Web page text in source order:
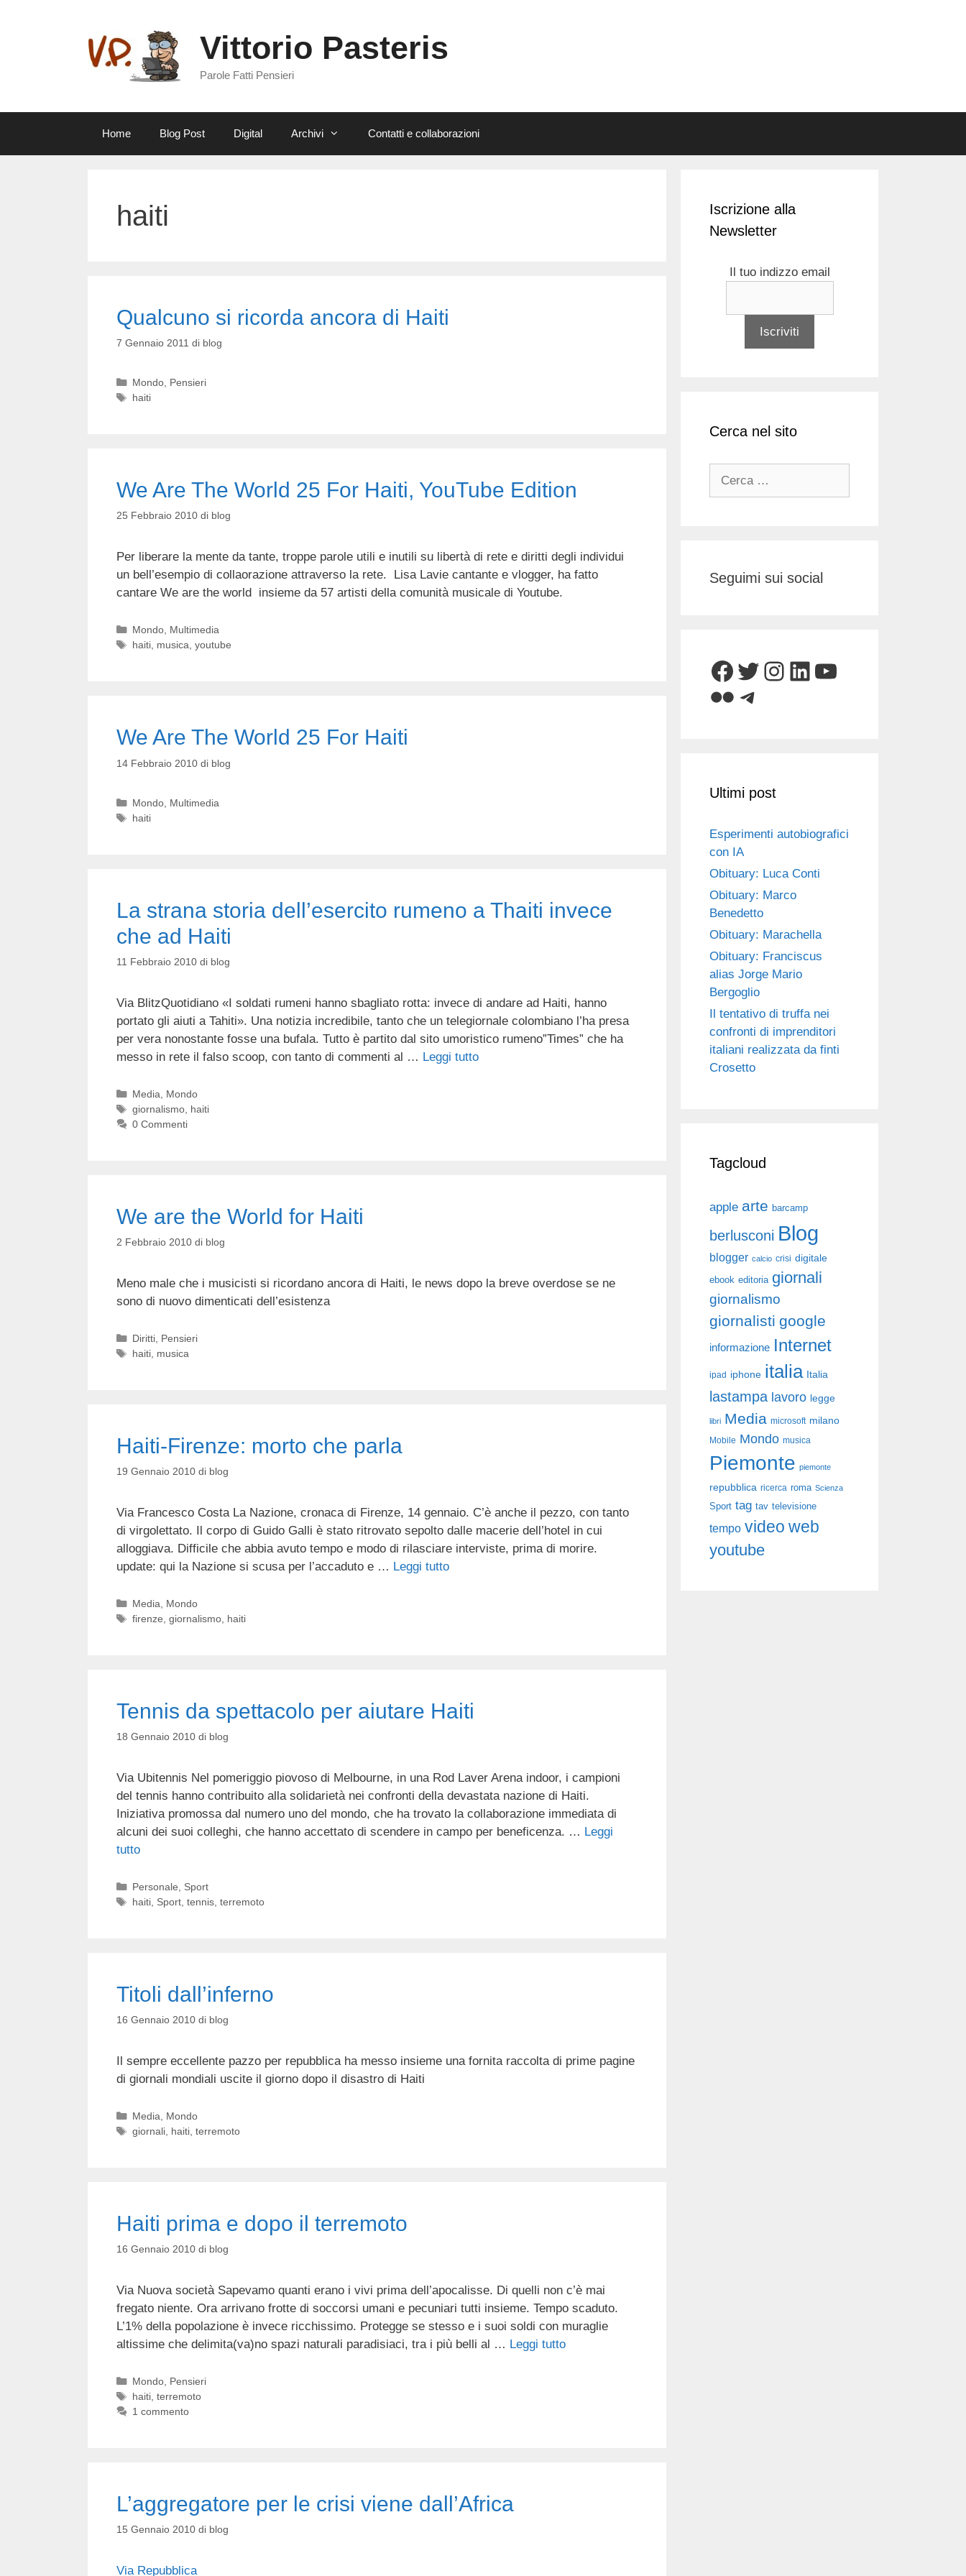
Vittorio Pasteris
Parole Fatti Pensieri
Home Blog Post Digital Archivi Contatti e collaborazioni
haiti
Qualcuno si ricorda ancora di Haiti
7 Gennaio 2011 di blog
Categorie
Mondo, Pensieri
Tag
haiti
We Are The World 25 For Haiti, YouTube Edition
25 Febbraio 2010 di blog
Per liberare la mente da tante, troppe parole utili e inutili su libertà di rete e diritti degli individui
un bell’esempio di collaorazione attraverso la rete. Lisa Lavie cantante e vlogger, ha fatto
cantare We are the world insieme da 57 artisti della comunità musicale di Youtube.
Categorie
Mondo, Multimedia
Tag
haiti, musica, youtube
We Are The World 25 For Haiti
14 Febbraio 2010 di blog
Categorie
Mondo, Multimedia
Tag
haiti
La strana storia dell’esercito rumeno a Thaiti invece
che ad Haiti
11 Febbraio 2010 di blog
Via BlitzQuotidiano «I soldati rumeni hanno sbagliato rotta: invece di andare ad Haiti, hanno
portato gli aiuti a Tahiti». Una notizia incredibile, tanto che un telegiornale colombiano l’ha presa
per vera nonostante fosse una bufala. Tutto è partito dal sito umoristico rumeno”Times” che ha
messo in rete il falso scoop, con tanto di commenti al … Leggi tutto
Categorie
Media
Mondo
Tag
giornalismo, haiti
0 Commenti
We are the World for Haiti
2 Febbraio 2010 di blog
Meno male che i musicisti si ricordano ancora di Haiti, le news dopo la breve overdose se ne
sono di nuovo dimenticati dell’esistenza
Categorie
Diritti, Pensieri
Tag
haiti, musica
Haiti-Firenze: morto che parla
19 Gennaio 2010 di blog
Via Francesco Costa La Nazione, cronaca di Firenze, 14 gennaio. C’è anche il pezzo, con tanto
di virgolettato. Il corpo di Guido Galli è stato ritrovato sepolto dalle macerie dell’hotel in cui
alloggiava. Difficile che abbia avuto tempo e modo di rilasciare interviste, prima di morire.
update: qui la Nazione si scusa per l’accaduto e … Leggi tutto
Categorie
Media
Mondo
Tag
firenze giornalismo, haiti
Tennis da spettacolo per aiutare Haiti
18 Gennaio 2010 di blog
Via Ubitennis Nel pomeriggio piovoso di Melbourne, in una Rod Laver Arena indoor, i campioni
del tennis hanno contribuito alla solidarietà nei confronti della devastata nazione di Haiti.
Iniziativa promossa dal numero uno del mondo, che ha trovato la collaborazione immediata di
alcuni dei suoi colleghi, che hanno accettato di scendere in campo per beneficenza. … Leggi
tutto
Categorie
Personale
Sport
Tag
haiti, Sport, tennis, terremoto
Titoli dall’inferno
16 Gennaio 2010 di blog
Il sempre eccellente pazzo per repubblica ha messo insieme una fornita raccolta di prime pagine
di giornali mondiali uscite il giorno dopo il disastro di Haiti
Categorie
Media
Mondo
Tag
giornali, haiti, terremoto
Haiti prima e dopo il terremoto
16 Gennaio 2010 di blog
Via Nuova società Sapevamo quanti erano i vivi prima dell’apocalisse. Di quelli non c’è mai
fregato niente. Ora arrivano frotte di soccorsi umani e pecuniari tutti insieme. Tempo scaduto.
L’1% della popolazione è invece ricchissimo. Protegge se stesso e i suoi soldi con muraglie
altissime che delimita(va)no spazi naturali paradisiaci, tra i più belli al … Leggi tutto
Categorie
Mondo, Pensieri
Tag
haiti, terremoto
1 commento
L’aggregatore per le crisi viene dall’Africa
15 Gennaio 2010 di blog
Via Repubblica
Iscrizione alla
Newsletter
Il tuo indizzo email
Cerca nel sito
Seguimi sui social
Facebook
Twitter
Instagram
LinkedIn
YouTube
FlickrTelegram
Ultimi post
Esperimenti autobiografici
con IA
Obituary: Luca Conti
Obituary: Marco
Benedetto
Obituary: Marachella
Obituary: Franciscus
alias Jorge Mario
Bergoglio
Il tentativo di truffa nei
confronti di imprenditori
italiani realizzata da finti
Crosetto
Tagcloud
apple arte barcamp
berlusconi Blog
blogger calcio crisi digitale
ebook editoria giornali
giornalismo
giornalisti google
informazione Internet
ipad iphone italia Italia
lastampa lavoro legge
libri Media microsoft milano
Mobile Mondo musica
Piemonte piemonte
repubblica ricerca roma Scienza
Sport tag tav televisione
tempo video web
youtube